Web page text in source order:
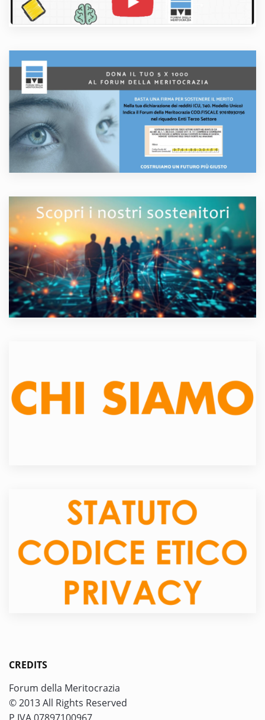
CREDITS
Forum della Meritocrazia
© 2013 All Rights Reserved